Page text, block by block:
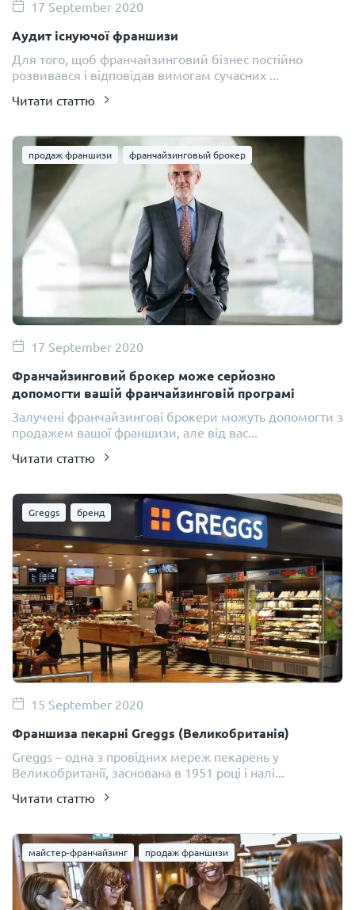
17 September 2020
Аудит існуючої франшизи
Для того, щоб франчайзинговий бізнес постійно
розвивався і відповідав вимогам сучасних ...
Читати статтю
продаж франшизи франчайзинговый брокер
17 September 2020
Франчайзинговий брокер може серйозно
допомогти вашій франчайзинговій програмі
Залучені франчайзингові брокери можуть допомогти з
продажем вашої франшизи, але від вас...
Читати статтю
Greggs бренд
15 September 2020
Франшиза пекарні Greggs (Великобританія)
Greggs – одна з провідних мереж пекарень у
Великобританії, заснована в 1951 році і налі...
Читати статтю
майстер-франчайзинг продаж франшизи